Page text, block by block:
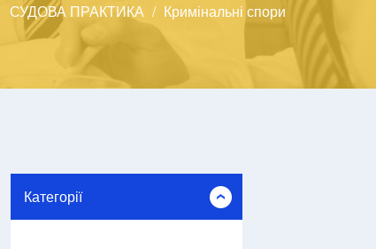
СУДОВА ПРАКТИКА Кримінальні спори
Категорії